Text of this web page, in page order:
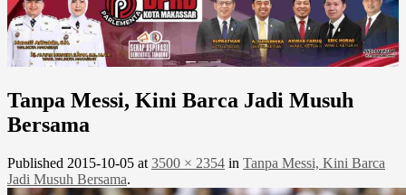
Tanpa Messi, Kini Barca Jadi Musuh
Bersama
Published 2015-10-05 at 3500 × 2354 in Tanpa Messi, Kini Barca
Jadi Musuh Bersama.